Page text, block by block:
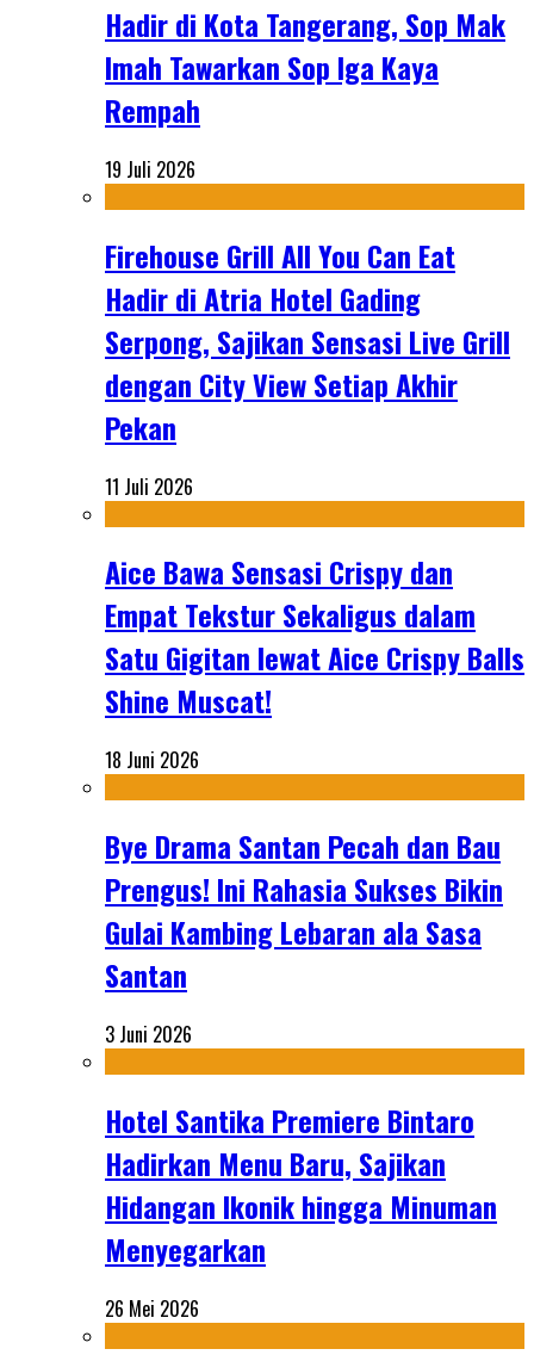
Hadir di Kota Tangerang, Sop Mak
Imah Tawarkan Sop Iga Kaya
Rempah
19 Juli 2026
Firehouse Grill All You Can Eat
Hadir di Atria Hotel Gading
Serpong, Sajikan Sensasi Live Grill
dengan City View Setiap Akhir
Pekan
11 Juli 2026
Aice Bawa Sensasi Crispy dan
Empat Tekstur Sekaligus dalam
Satu Gigitan lewat Aice Crispy Balls
Shine Muscat!
18 Juni 2026
Bye Drama Santan Pecah dan Bau
Prengus! Ini Rahasia Sukses Bikin
Gulai Kambing Lebaran ala Sasa
Santan
3 Juni 2026
Hotel Santika Premiere Bintaro
Hadirkan Menu Baru, Sajikan
Hidangan Ikonik hingga Minuman
Menyegarkan
26 Mei 2026